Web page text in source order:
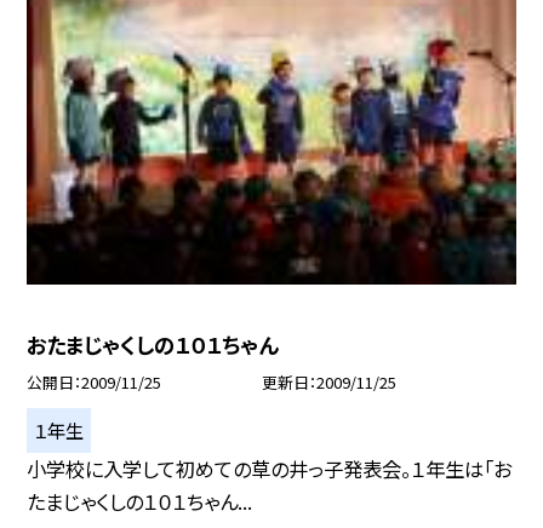
おたまじゃくしの１０１ちゃん
公開日 2009/11/25 更新日 2009/11/25
１年生
小学校に入学して初めての草の井っ子発表会。１年生は「お
たまじゃくしの１０１ちゃん...